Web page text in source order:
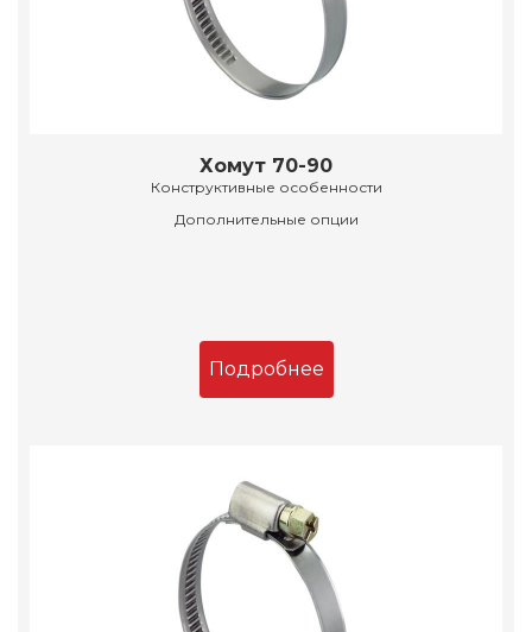
Хомут 70-90
Конструктивные особенности
Дополнительные опции
Подробнее